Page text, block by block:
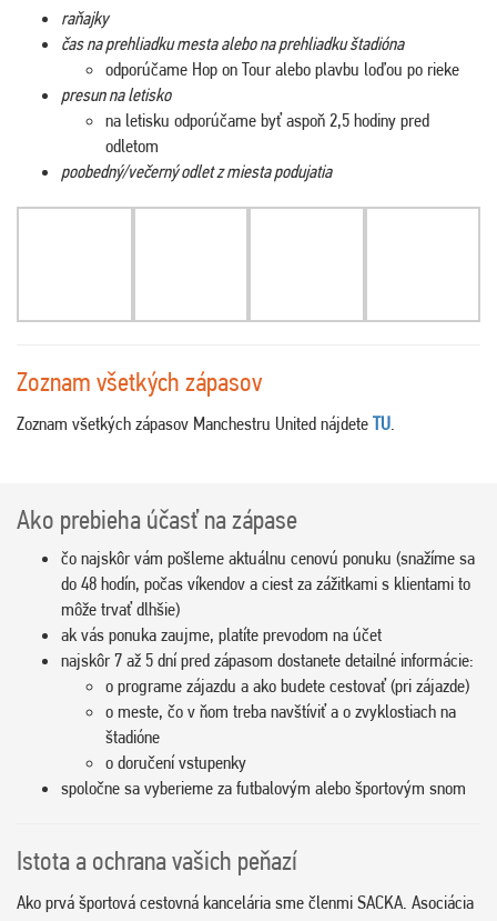
raňajky
čas na prehliadku mesta alebo na prehliadku štadióna
odporúčame Hop on Tour alebo plavbu loďou po rieke
presun na letisko
na letisku odporúčame byť aspoň 2,5 hodiny pred
odletom
poobedný/večerný odlet z miesta podujatia
Zoznam všetkých zápasov
Zoznam všetkých zápasov Manchestru United nájdete TU.
Ako prebieha účasť na zápase
čo najskôr vám pošleme aktuálnu cenovú ponuku (snažíme sa
do 48 hodín, počas víkendov a ciest za zážitkami s klientami to
môže trvať dlhšie)
ak vás ponuka zaujme, platíte prevodom na účet
najskôr 7 až 5 dní pred zápasom dostanete detailné informácie:
o programe zájazdu a ako budete cestovať (pri zájazde)
o meste, čo v ňom treba navštíviť a o zvyklostiach na
štadióne
o doručení vstupenky
spoločne sa vyberieme za futbalovým alebo športovým snom
Istota a ochrana vašich peňazí
Ako prvá športová cestovná kancelária sme členmi SACKA. Asociácia